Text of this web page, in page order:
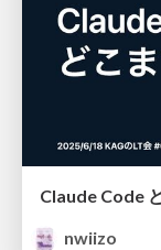
Claude Code
nwiizo